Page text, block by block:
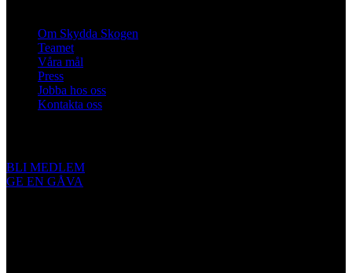
Om Skydda Skogen
Teamet
Våra mål
Press
Jobba hos oss
Kontakta oss
BLI MEDLEM
GE EN GÅVA